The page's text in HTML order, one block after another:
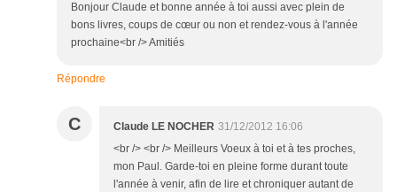
Bonjour Claude et bonne année à toi aussi avec plein de
bons livres, coups de cœur ou non et rendez-vous à l'année
prochaine<br /> Amitiés
Répondre
C Claude LE NOCHER 31/12/2012 16:06
<br /> <br /> Meilleurs Voeux à toi et à tes proches,
mon Paul. Garde-toi en pleine forme durant toute
l'année à venir, afin de lire et chroniquer autant de